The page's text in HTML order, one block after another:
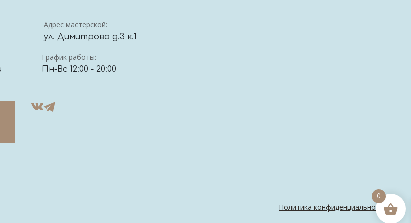
Адрес мастерской:
ул. Димитрова д.3 к.1
График работы:
Пн-Вс 12:00 - 20:00
Политика конфиденциальности
0